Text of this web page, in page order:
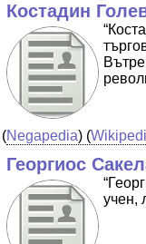
Костадин
(Negapedia) (
Георгиос
учен,